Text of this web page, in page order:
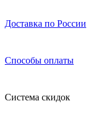
Доставка по России
Способы оплаты
Система скидок